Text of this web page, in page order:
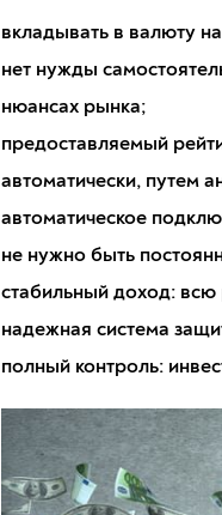
вкладывать в валюту
нет нужды
нюансах рынка;
предоставляемый
автоматически, путем
автоматическое
не нужно быть
стабильный доход:
надежная система
полный контроль: